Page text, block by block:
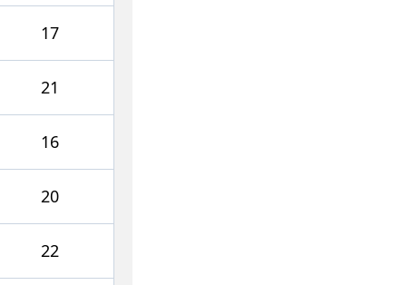
17
21
16
20
22